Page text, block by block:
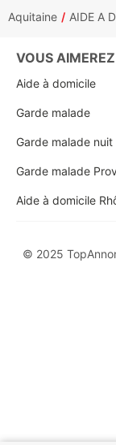
Aquitaine
AIDE A
VOUS
Aide à domicile
Garde malade
Garde malade nuit
Garde malade
Aide à domicile
© 2025